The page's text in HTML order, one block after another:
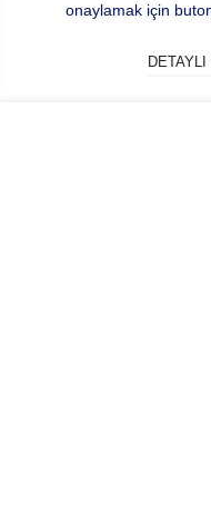
onaylamak için
DETAYLI